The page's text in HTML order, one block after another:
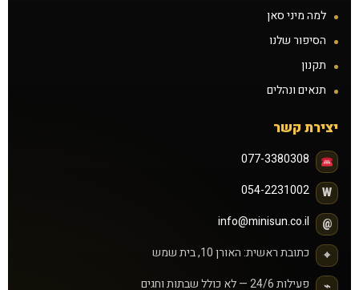
למה מיני סאן
הסיפור שלנו
תקנון
תנאים ונהלים
יצירת קשר
077-3380308
W
054-2231002
@
info@minisun.co.il
⌖ כתובת ראשית: האורן 10, בית שמש
⌁ פעילות 24/6 — לא כולל שבתות וחגים